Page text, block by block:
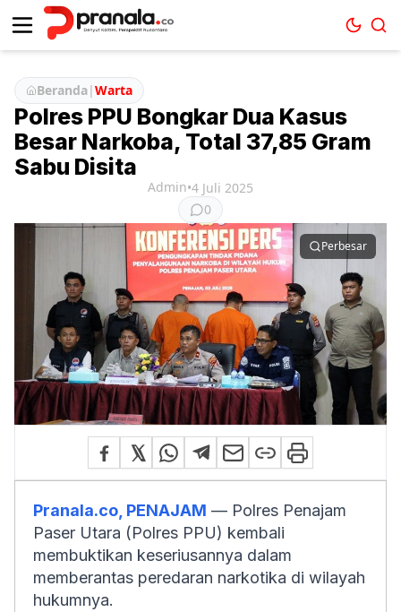
Beranda|Warta
Polres PPU Bongkar Dua Kasus
Besar Narkoba, Total 37,85 Gram
Sabu Disita
Admin•4 Juli 2025
0
Perbesar
Pranala.co, PENAJAM — Polres Penajam
Paser Utara (Polres PPU) kembali
membuktikan keseriusannya dalam
memberantas peredaran narkotika di wilayah
hukumnya.